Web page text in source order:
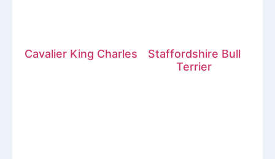
Cavalier King Charles
Staffordshire Bull
Terrier